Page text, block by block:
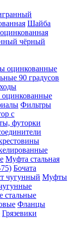
Шайба
чёрный
оцинкованные
90 градусов
Фильтры
с
футорки
Муфта стальная
Бочата
чугунный Муфты
стальные
Фланцы
Грязевики